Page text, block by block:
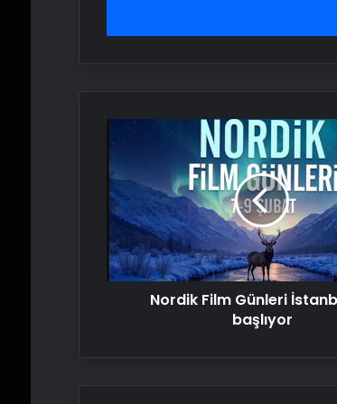
Nordik
Film
İstanbul'da
başlıyor
Nordik Film Günleri
başlıyor